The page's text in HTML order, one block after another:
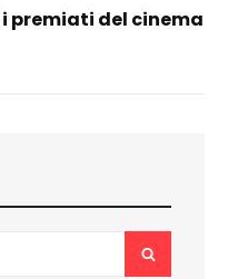
i premiati del cinema
SEARCH